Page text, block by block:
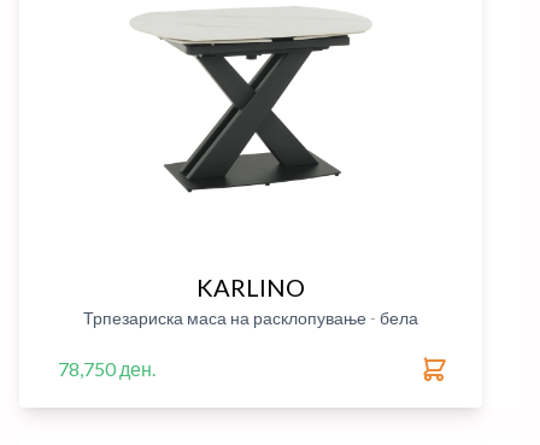
KARLINO
Трпезариска маса на расклопување - бела
78,750 ден.